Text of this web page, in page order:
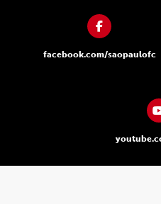
facebook.com/saopaulofc